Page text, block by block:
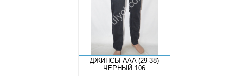
ДЖИНСЫ AAA (29-38)
ЧЕРНЫЙ 106